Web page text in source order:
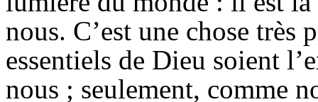
nous. C’est une chose très
essentiels de Dieu soient
nous ; seulement, comme